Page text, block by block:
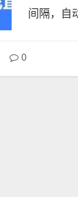
间隔，自
0